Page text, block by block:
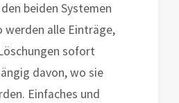
beiden Systemen
werden alle Einträge,
sofort
davon, wo sie
Einfaches und